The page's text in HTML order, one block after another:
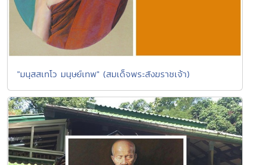
"มนุสสเทโว มนุษย์เทพ" (สมเด็จพระสังฆราชเจ้า)